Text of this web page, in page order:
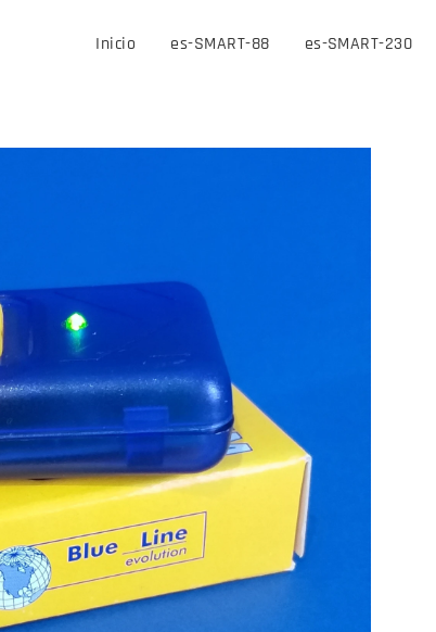
Inicio es-SMART-88 es-SMART-230